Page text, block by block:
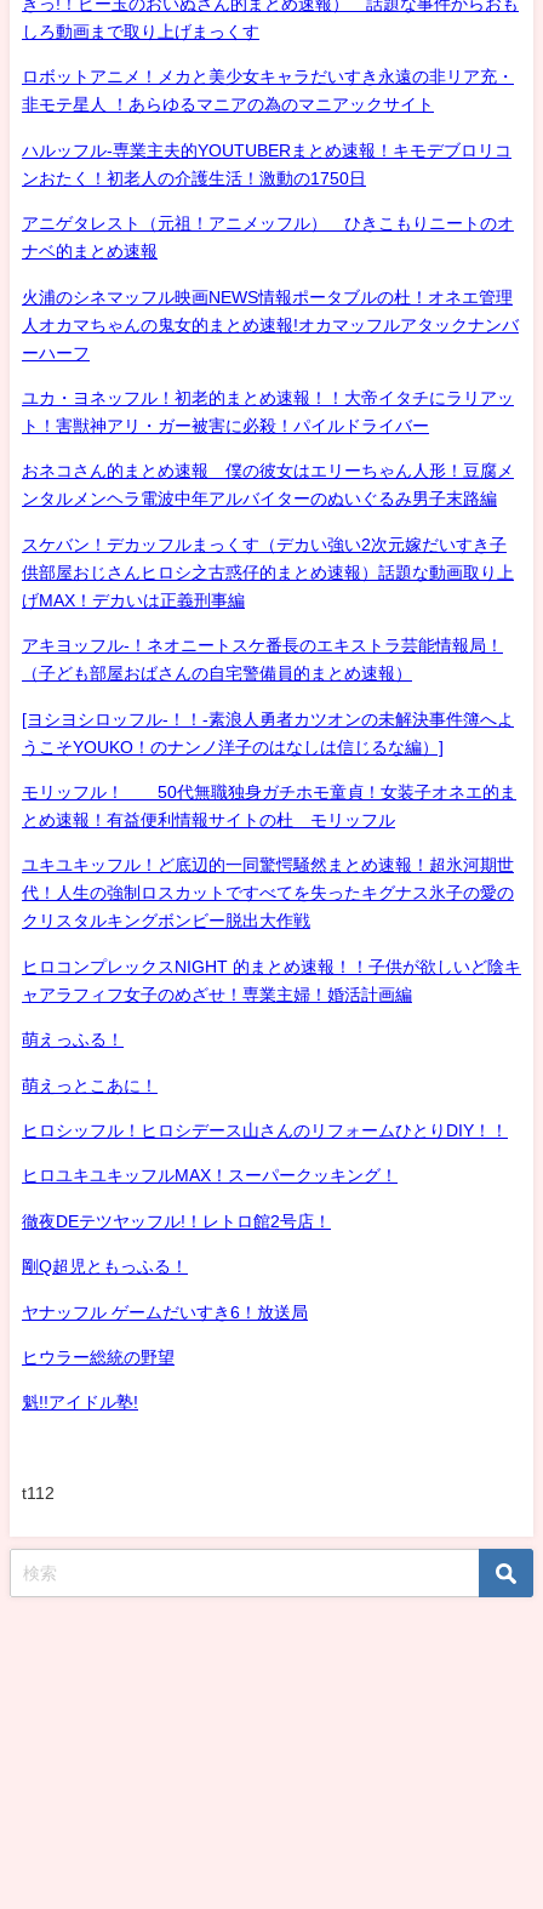
きっ!！ビー玉のおいぬさん的まとめ速報） 話題な事件からおも
しろ動画まで取り上げまっくす
ロボットアニメ！メカと美少女キャラだいすき永遠の非リア充・
非モテ星人 ！あらゆるマニアの為のマニアックサイト
ハルッフル-専業主夫的YOUTUBERまとめ速報！キモデブロリコ
ンおたく！初老人の介護生活！激動の1750日
アニゲタレスト（元祖！アニメッフル） ひきこもりニートのオ
ナベ的まとめ速報
火浦のシネマッフル映画NEWS情報ポータブルの杜！オネエ管理
人オカマちゃんの鬼女的まとめ速報!オカマッフルアタックナンバ
ーハーフ
ユカ・ヨネッフル！初老的まとめ速報！！大帝イタチにラリアッ
ト！害獣神アリ・ガー被害に必殺！パイルドライバー
おネコさん的まとめ速報 僕の彼女はエリーちゃん人形！豆腐メ
ンタルメンヘラ電波中年アルバイターのぬいぐるみ男子末路編
スケバン！デカッフルまっくす（デカい強い2次元嫁だいすき子
供部屋おじさんヒロシ之古惑仔的まとめ速報）話題な動画取り上
げMAX！デカいは正義刑事編
アキヨッフル-！ネオニートスケ番長のエキストラ芸能情報局！
（子ども部屋おばさんの自宅警備員的まとめ速報）
[ヨシヨシロッフル-！！-素浪人勇者カツオンの未解決事件簿へよ
うこそYOUKO！のナンノ洋子のはなしは信じるな編）]
モリッフル！ 50代無職独身ガチホモ童貞！女装子オネエ的ま
とめ速報！有益便利情報サイトの杜 モリッフル
ユキユキッフル！ど底辺的一同驚愕騒然まとめ速報！超氷河期世
代！人生の強制ロスカットですべてを失ったキグナス氷子の愛の
クリスタルキングボンビー脱出大作戦
ヒロコンプレックスNIGHT 的まとめ速報！！子供が欲しいど陰キ
ャアラフィフ女子のめざせ！専業主婦！婚活計画編
萌えっふる！
萌えっとこあに！
ヒロシッフル！ヒロシデース山さんのリフォームひとりDIY！！
ヒロユキユキッフルMAX！スーパークッキング！
徹夜DEテツヤッフル!！レトロ館2号店！
剛Q超児ともっふる！
ヤナッフル ゲームだいすき6！放送局
ヒウラー総統の野望
魁!!アイドル塾!
t112